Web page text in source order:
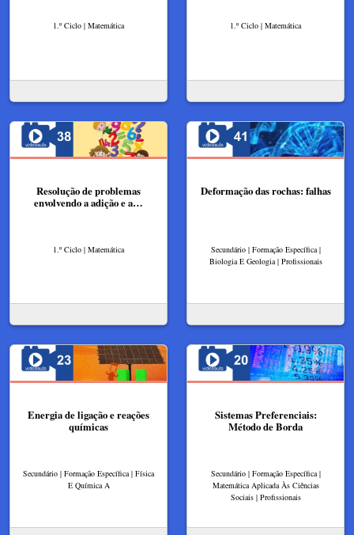
1.º Ciclo | Matemática 1.º Ciclo | Matemática
Resolução de problemas
envolvendo a adição e a…
1.º Ciclo | Matemática
Deformação das rochas: falhas
Secundário | Formação Específica |
Biologia E Geologia | Profissionais
Energia de ligação e reações
químicas
Secundário | Formação Específica | Física
E Química A
Sistemas Preferenciais:
Método de Borda
Secundário | Formação Específica |
Matemática Aplicada Às Ciências
Sociais | Profissionais